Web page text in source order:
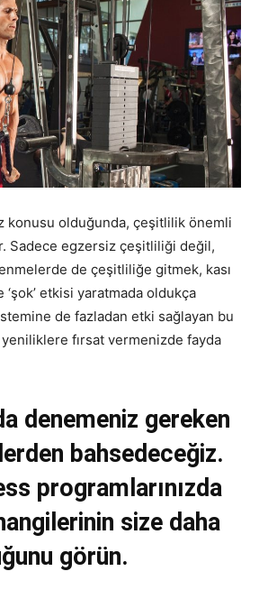
konusu olduğunda, çeşitlilik önemli
Sadece egzersiz çeşitliliği değil,
de çeşitliliğe gitmek, kası
etkisi yaratmada oldukça
de fazladan etki sağlayan bu
fırsat vermenizde fayda
denemeniz gereken
bahsedeceğiz.
programlarınızda
size daha
görün.